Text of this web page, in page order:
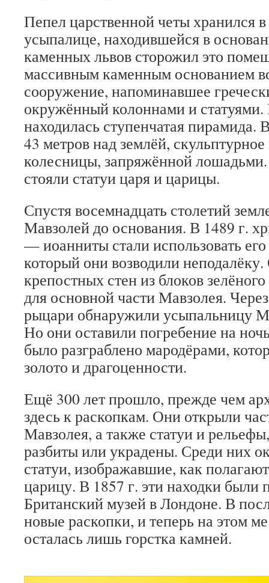
Пепел царственной четы хранился
усыпалице, находившейся в
каменных львов сторожил это
массивным каменным основанием
сооружение, напоминавшее
окружённый колоннами и
находилась ступенчатая пирамида.
43 метров над землёй,
колесницы, запряжённой
стояли статуи царя и царицы.
Спустя восемнадцать столетий
Мавзолей до основания. В 1489 г.
— иоанниты стали использовать
который они возводили
крепостных стен из блоков
для основной части Мавзолея.
рыцари обнаружили усыпальницу
Но они оставили погребение на
было разграблено мародёрами,
золото и драгоценности.
Ещё 300 лет прошло, прежде чем
здесь к раскопкам. Они открыли
Мавзолея, а также статуи и
разбиты или украдены. Среди них
статуи, изображавшие, как
царицу. В 1857 г. эти находки были
Британский музей в Лондоне. В
новые раскопки, и теперь на этом
осталась лишь горстка камней.